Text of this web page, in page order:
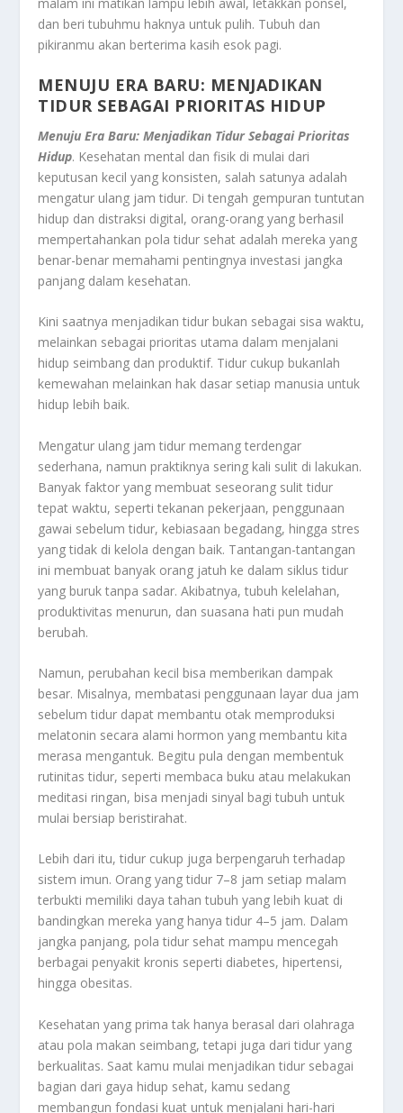
dan beri tubuhmu haknya untuk pulih. Tubuh dan
pikiranmu akan berterima kasih esok pagi.
MENUJU ERA BARU: MENJADIKAN
TIDUR SEBAGAI PRIORITAS HIDUP
Menuju Era Baru: Menjadikan Tidur Sebagai Prioritas
Hidup. Kesehatan mental dan fisik di mulai dari
keputusan kecil yang konsisten, salah satunya adalah
mengatur ulang jam tidur. Di tengah gempuran tuntutan
hidup dan distraksi digital, orang-orang yang berhasil
mempertahankan pola tidur sehat adalah mereka yang
benar-benar memahami pentingnya investasi jangka
panjang dalam kesehatan.
Kini saatnya menjadikan tidur bukan sebagai sisa waktu,
melainkan sebagai prioritas utama dalam menjalani
hidup seimbang dan produktif. Tidur cukup bukanlah
kemewahan melainkan hak dasar setiap manusia untuk
hidup lebih baik.
Mengatur ulang jam tidur memang terdengar
sederhana, namun praktiknya sering kali sulit di lakukan.
Banyak faktor yang membuat seseorang sulit tidur
tepat waktu, seperti tekanan pekerjaan, penggunaan
gawai sebelum tidur, kebiasaan begadang, hingga stres
yang tidak di kelola dengan baik. Tantangan-tantangan
ini membuat banyak orang jatuh ke dalam siklus tidur
yang buruk tanpa sadar. Akibatnya, tubuh kelelahan,
produktivitas menurun, dan suasana hati pun mudah
berubah.
Namun, perubahan kecil bisa memberikan dampak
besar. Misalnya, membatasi penggunaan layar dua jam
sebelum tidur dapat membantu otak memproduksi
melatonin secara alami hormon yang membantu kita
merasa mengantuk. Begitu pula dengan membentuk
rutinitas tidur, seperti membaca buku atau melakukan
meditasi ringan, bisa menjadi sinyal bagi tubuh untuk
mulai bersiap beristirahat.
Lebih dari itu, tidur cukup juga berpengaruh terhadap
sistem imun. Orang yang tidur 7–8 jam setiap malam
terbukti memiliki daya tahan tubuh yang lebih kuat di
bandingkan mereka yang hanya tidur 4–5 jam. Dalam
jangka panjang, pola tidur sehat mampu mencegah
berbagai penyakit kronis seperti diabetes, hipertensi,
hingga obesitas.
Kesehatan yang prima tak hanya berasal dari olahraga
atau pola makan seimbang, tetapi juga dari tidur yang
berkualitas. Saat kamu mulai menjadikan tidur sebagai
bagian dari gaya hidup sehat, kamu sedang
membangun fondasi kuat untuk menjalani hari-hari